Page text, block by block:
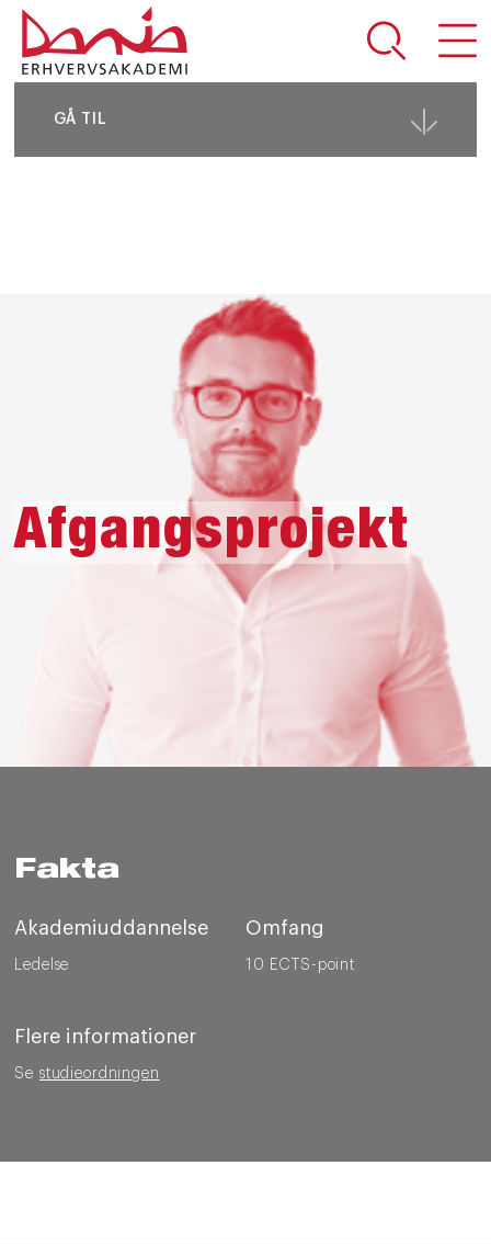
GÅ TIL
DEL SIDEN
Afgangsprojekt
Fakta
Akademiuddannelse
Ledelse
Omfang
10 ECTS-point
Flere informationer
Se studieordningen